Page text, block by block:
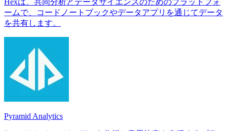
ームで、コードノートブックやデータアプリを通じてデータ
を共有します。
Pyramid Analytics